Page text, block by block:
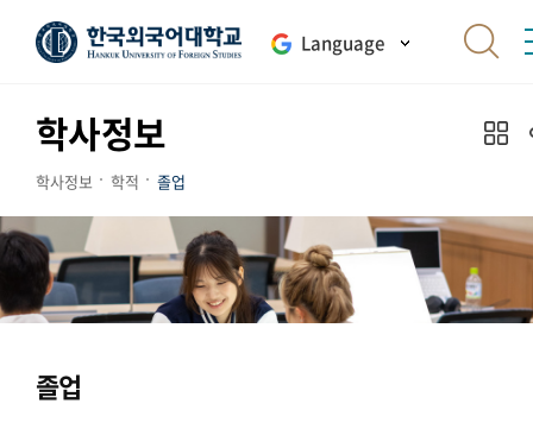
Language
학사정보
학사정보 학적 졸업
졸업